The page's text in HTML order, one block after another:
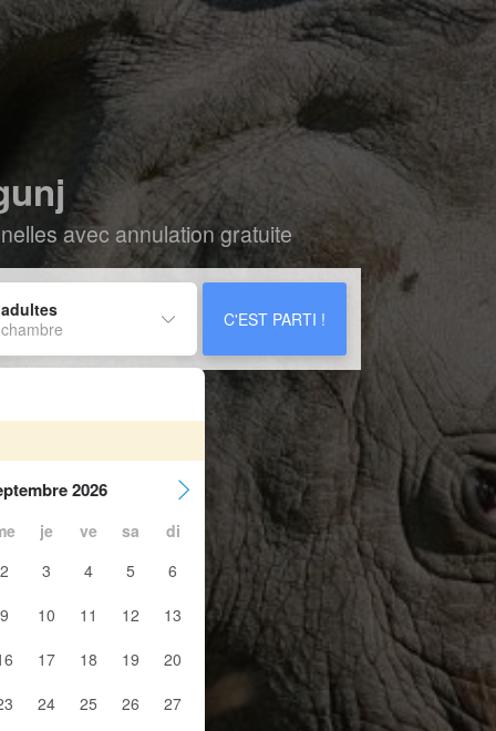
avec annulation gratuite
C'EST PARTI !
2026
je ve sa
di
2
3 4 5
6
9
10 11 12
13
17 18 19
20
24 25 26 27